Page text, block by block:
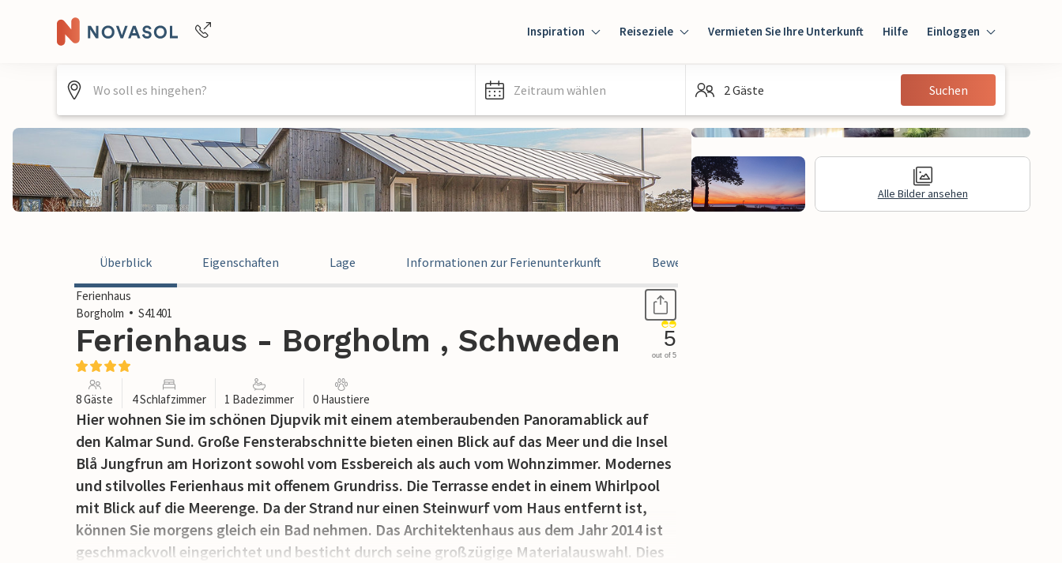
Inspiration Reiseziele Vermieten Sie Ihre Unterkunft Hilfe Einloggen
Einloggen
Gast
Zeitraum wählen 2 Gäste Suchen
Alle Bilder ansehen
Überblick Eigenschaften Lage Informationen zur Ferienunterkunft Bewertungen
Ferienhaus
Borgholm
S41401
Ferienhaus - Borgholm , Schweden 5
out of 5
8 Gäste 4 Schlafzimmer 1 Badezimmer 0 Haustiere
Hier wohnen Sie im schönen Djupvik mit einem atemberaubenden Panoramablick auf
den Kalmar Sund. Große Fensterabschnitte bieten einen Blick auf das Meer und die Insel
Blå Jungfrun am Horizont sowohl vom Essbereich als auch vom Wohnzimmer. Modernes
und stilvolles Ferienhaus mit offenem Grundriss. Die Terrasse endet in einem Whirlpool
mit Blick auf die Meerenge. Da der Strand nur einen Steinwurf vom Haus entfernt ist,
können Sie morgens gleich ein Bad nehmen. Das Architektenhaus aus dem Jahr 2014 ist
geschmackvoll eingerichtet und besticht durch seine großzügige Materialauswahl. Dies